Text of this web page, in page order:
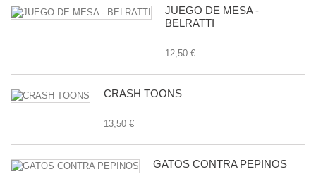
JUEGO DE MESA -
BELRATTI
12,50 €
CRASH TOONS
13,50 €
GATOS CONTRA PEPINOS